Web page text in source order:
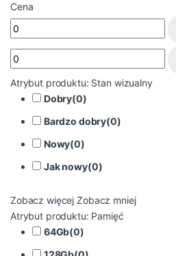
Cena
Atrybut produktu: Stan wizualny
Dobry(0)
Bardzo dobry(0)
Nowy(0)
Jak nowy(0)
Zobacz więcej Zobacz mniej
Atrybut produktu: Pamięć
64Gb(0)